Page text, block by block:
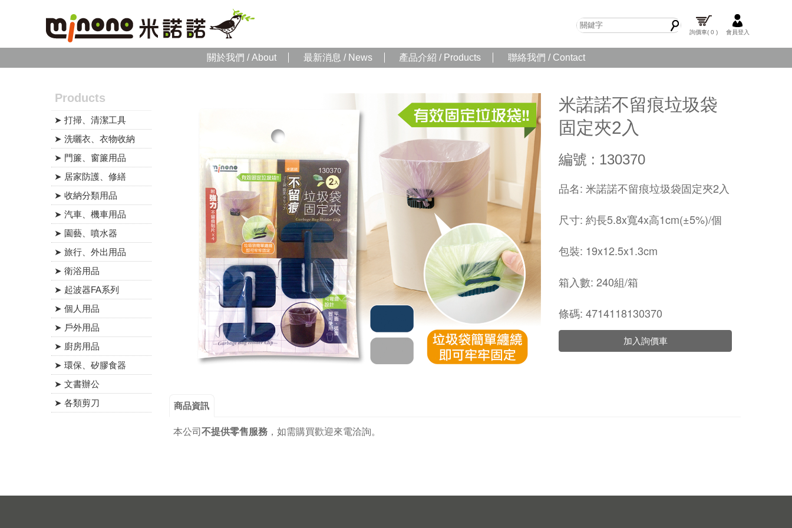
詢價車( 0 ) 會員登入
關於我們 / About 最新消息 / News 產品介紹 / Products 聯絡我們 / Contact
Products
➤ 打掃、清潔工具
➤ 洗曬衣、衣物收納
➤ 門簾、窗簾用品
➤ 居家防護、修繕
➤ 收納分類用品
➤ 汽車、機車用品
➤ 園藝、噴水器
➤ 旅行、外出用品
➤ 衛浴用品
➤ 起波器FA系列
➤ 個人用品
➤ 戶外用品
➤ 廚房用品
➤ 環保、矽膠食器
➤ 文書辦公
➤ 各類剪刀
米諾諾不留痕垃圾袋
固定夾2入
編號 : 130370
品名: 米諾諾不留痕垃圾袋固定夾2入
尺寸: 約長5.8x寬4x高1cm(±5%)/個
包裝: 19x12.5x1.3cm
箱入數: 240組/箱
條碼: 4714118130370
加入詢價車
商品資訊
本公司不提供零售服務 ，如需購買歡迎來電洽詢。